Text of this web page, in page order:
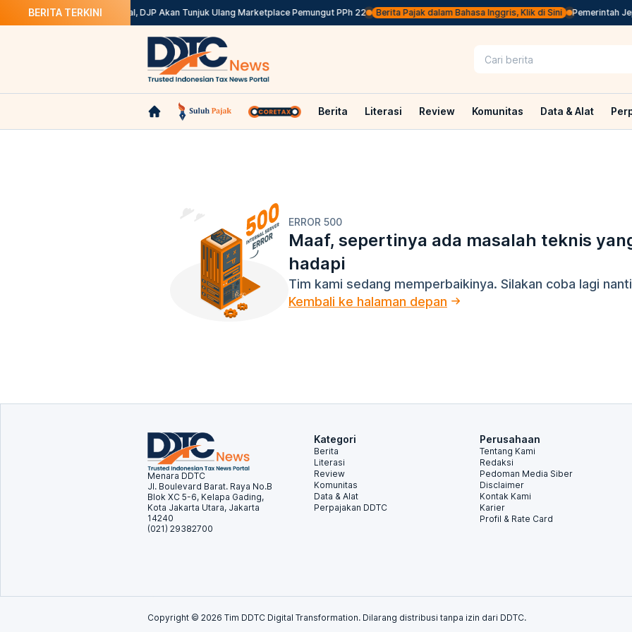
BERITA TERKINI
Ini Solusinya Kepdirjen Batal, DJP Akan Tunjuk Ulang Marketplace Pemungut PPh 22 Berita Pajak dalam Bahasa Inggris, Klik di Sini Pemerintah
Berita Literasi Review Komunitas Data & Alat
ERROR 500
Maaf, sepertinya ada masalah teknis
hadapi
Tim kami sedang memperbaikinya. Silakan coba lagi
Kembali ke halaman depan
Menara DDTC
Jl. Boulevard Barat. Raya No.B
Blok XC 5-6, Kelapa Gading,
Kota Jakarta Utara, Jakarta
14240
(021) 29382700
Kategori
Berita
Literasi
Review
Komunitas
Data & Alat
Perpajakan DDTC
Perusahaan
Tentang Kami
Redaksi
Pedoman Media Siber
Disclaimer
Kontak Kami
Karier
Profil & Rate Card
Copyright © 2026 Tim DDTC Digital Transformation. Dilarang distribusi tanpa izin dari DDTC.